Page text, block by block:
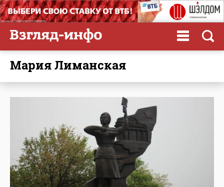
Мария Лиманская